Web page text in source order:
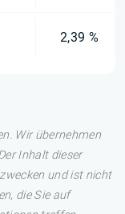
2,39 %
Wir übernehmen
Inhalt dieser
und ist nicht
die Sie auf